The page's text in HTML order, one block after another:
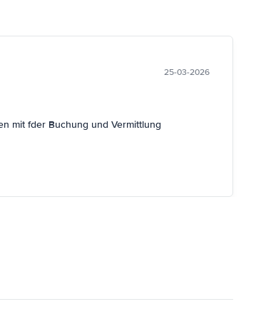
25-03-2026
mit fder Buchung und Vermittlung